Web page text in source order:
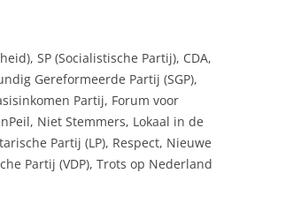
SP (Socialistische Partij), CDA,
Gereformeerde Partij (SGP),
Partij, Forum voor
Niet Stemmers, Lokaal in de
Partij (LP), Respect, Nieuwe
Partij (VDP), Trots op Nederland